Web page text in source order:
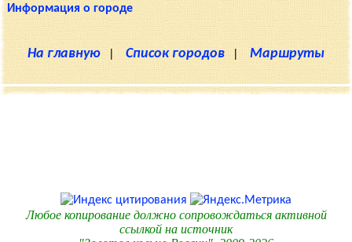
Информация о городе
На главную | Список городов |Маршруты
Любое копирование должно сопровождаться активной
ссылкой на источник